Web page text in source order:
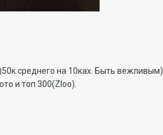
среднего на 10ках. Быть вежливым)
и топ 300(Zloo).